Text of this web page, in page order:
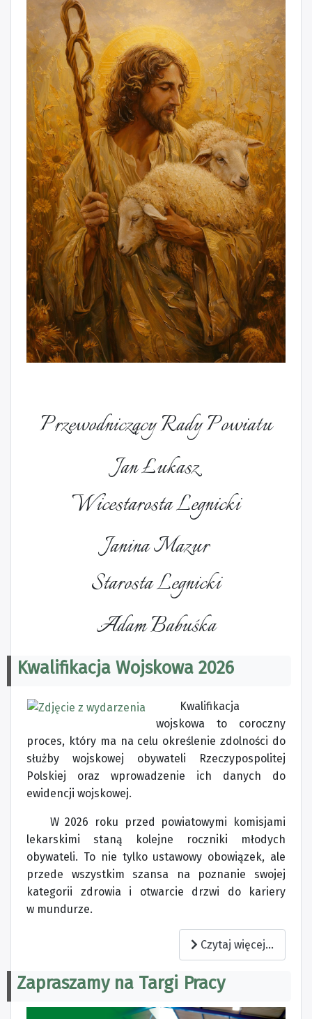
Przewodniczący Rady Powiatu
Jan Łukasz
Starosta Legnicki
Adam Babuśka
Wicestarosta Legnicki
Janina Mazur
Kwalifikacja Wojskowa 2026
Kwalifikacja
wojskowa to coroczny
proces, który ma na celu określenie zdolności do
służby wojskowej obywateli Rzeczypospolitej
Polskiej oraz wprowadzenie ich danych do
ewidencji wojskowej.
W 2026 roku przed powiatowymi komisjami
lekarskimi staną kolejne roczniki młodych
obywateli. To nie tylko ustawowy obowiązek, ale
przede wszystkim szansa na poznanie swojej
kategorii zdrowia i otwarcie drzwi do kariery
w mundurze.
Czytaj więcej...
Zapraszamy na Targi Pracy